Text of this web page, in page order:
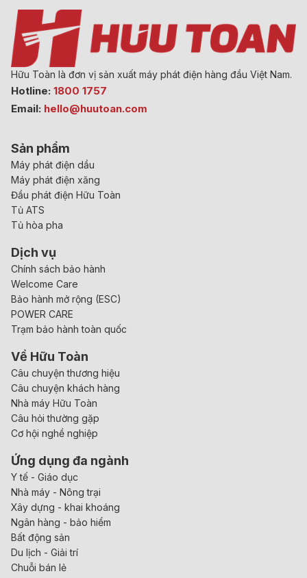
Hữu Toàn là đơn vị sản xuất máy phát điện hàng đầu Việt Nam.
Hotline: 1800 1757
Email: hello@huutoan.com
Sản phẩm
Máy phát điện dầu
Máy phát điện xăng
Đầu phát điện Hữu Toàn
Tủ ATS
Tủ hòa pha
Dịch vụ
Chính sách bảo hành
Welcome Care
Bảo hành mở rộng (ESC)
POWER CARE
Trạm bảo hành toàn quốc
Về Hữu Toàn
Câu chuyện thương hiệu
Câu chuyện khách hàng
Nhà máy Hữu Toàn
Câu hỏi thường gặp
Cơ hội nghề nghiệp
Ứng dụng đa ngành
Y tế - Giáo dục
Nhà máy - Nông trại
Xây dựng - khai khoáng
Ngân hàng - bảo hiểm
Bất động sản
Du lịch - Giải trí
Chuỗi bán lẻ